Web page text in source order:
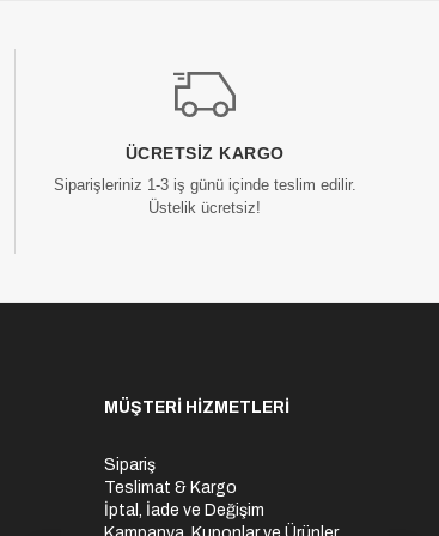
ÜCRETSIZ KARGO
Siparişleriniz 1-3 iş günü içinde teslim edilir.
Üstelik ücretsiz!
MÜŞTERİ HİZMETLERİ
Sipariş
Teslimat & Kargo
İptal, İade ve Değişim